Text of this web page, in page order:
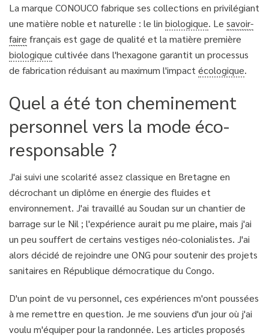
La marque CONOUCO fabrique ses collections en privilégiant
une matière noble et naturelle : le lin biologique. Le savoir-
faire français est gage de qualité et la matière première
biologique cultivée dans l'hexagone garantit un processus
de fabrication réduisant au maximum l'impact écologique.
Quel a été ton cheminement
personnel vers la mode éco-
responsable ?
J'ai suivi une scolarité assez classique en Bretagne en
décrochant un diplôme en énergie des fluides et
environnement. J'ai travaillé au Soudan sur un chantier de
barrage sur le Nil ; l'expérience aurait pu me plaire, mais j'ai
un peu souffert de certains vestiges néo-colonialistes. J'ai
alors décidé de rejoindre une ONG pour soutenir des projets
sanitaires en République démocratique du Congo.
D'un point de vu personnel, ces expériences m'ont poussées
à me remettre en question. Je me souviens d'un jour où j'ai
voulu m'équiper pour la randonnée. Les articles proposés